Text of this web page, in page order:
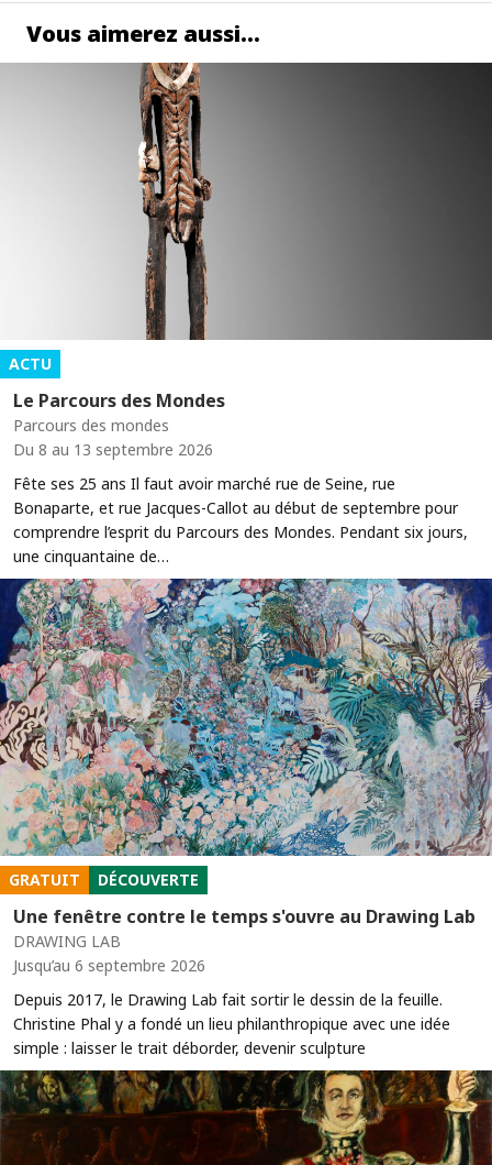
Vous aimerez aussi…
ACTU
Le Parcours des Mondes
Parcours des mondes
Du 8 au 13 septembre 2026
Fête ses 25 ans Il faut avoir marché rue de Seine, rue
Bonaparte, et rue Jacques-Callot au début de septembre pour
comprendre l’esprit du Parcours des Mondes. Pendant six jours,
une cinquantaine de…
GRATUIT DÉCOUVERTE
Une fenêtre contre le temps s'ouvre au Drawing Lab
DRAWING LAB
Jusqu’au 6 septembre 2026
Depuis 2017, le Drawing Lab fait sortir le dessin de la feuille.
Christine Phal y a fondé un lieu philanthropique avec une idée
simple : laisser le trait déborder, devenir sculpture